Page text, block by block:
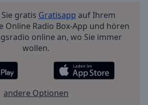
gratis Gratisapp auf Ihrem
Online Radio Box-App und hören
online an, wo Sie immer
wollen.
andere Optionen